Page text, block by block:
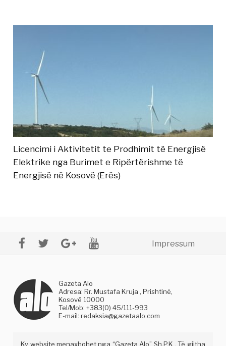
Licencimi i Aktivitetit te Prodhimit të Energjisë
Elektrike nga Burimet e Ripërtërishme të
Energjisë në Kosovë (Erës)
Impressum
Gazeta Alo
Adresa: Rr. Mustafa Kruja , Prishtinë,
Kosovë 10000
Tel/Mob: +383(0) 45/111-993
E-mail:redaksia@gazetaalo.com
Ky website menaxhohet nga “Gazeta Alo” Sh.P.K . Të gjitha